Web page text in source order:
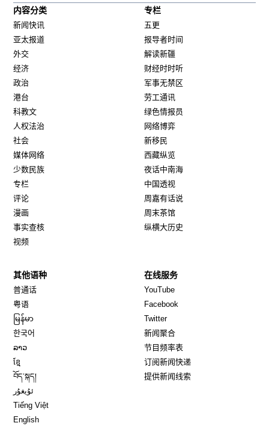
内容分类
新闻快讯
亚太报道
外交
经济
政治
港台
科教文
人权法治
社会
媒体网络
少数民族
专栏
评论
漫画
事实查核
视频
专栏
五更
报导者时间
解读新疆
财经时时听
军事无禁区
劳工通讯
绿色情报员
网络博弈
新移民
西藏纵览
夜话中南海
中国透视
周嘉有话说
周末茶馆
纵横大历史
其他语种
普通话
粤语
မြန်မာ
한국어
ລາວ
ខ្មែ
བོད་སྐད།
ئۇيغۇر
Tiếng Việt
English
在线服务
YouTube
Facebook
TwitterOpens in new window
新闻聚合
节目频率表
订阅新闻快递
提供新闻线索